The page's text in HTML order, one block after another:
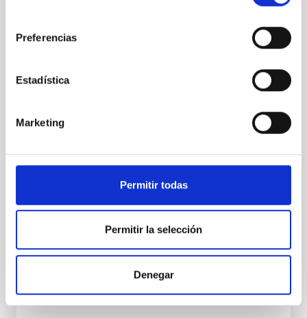
Preferencias
Estadística
Marketing
Permitir todas
Permitir la selección
Denegar
Del 13 al 17 de abril de 2026, la Universidad de
Escuela de Radioastronomía y el 2º Project Meeting
del proyecto europeo ExGal-Twin. El evento reunió a
IAC y los socios del proyecto: Kapteyn Astronomical
científica y el desarrollo de